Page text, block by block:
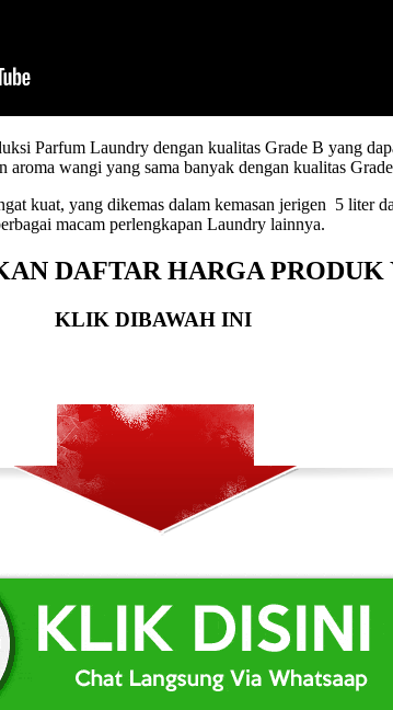
Parfum Laundry dengan kualitas Grade B yang
wangi yang sama banyak dengan kualitas
kuat, yang dikemas dalam kemasan jerigen 5 liter
macam perlengkapan Laundry lainnya.
DAFTAR HARGA PRODUK
KLIK DIBAWAH INI